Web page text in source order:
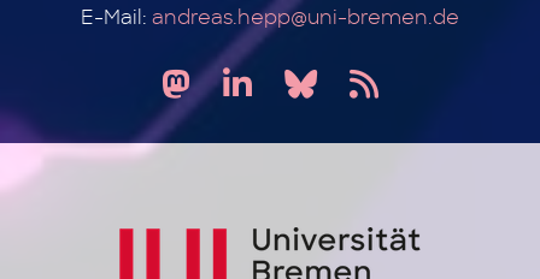
E-Mail: andreas.hepp@uni-bremen.de